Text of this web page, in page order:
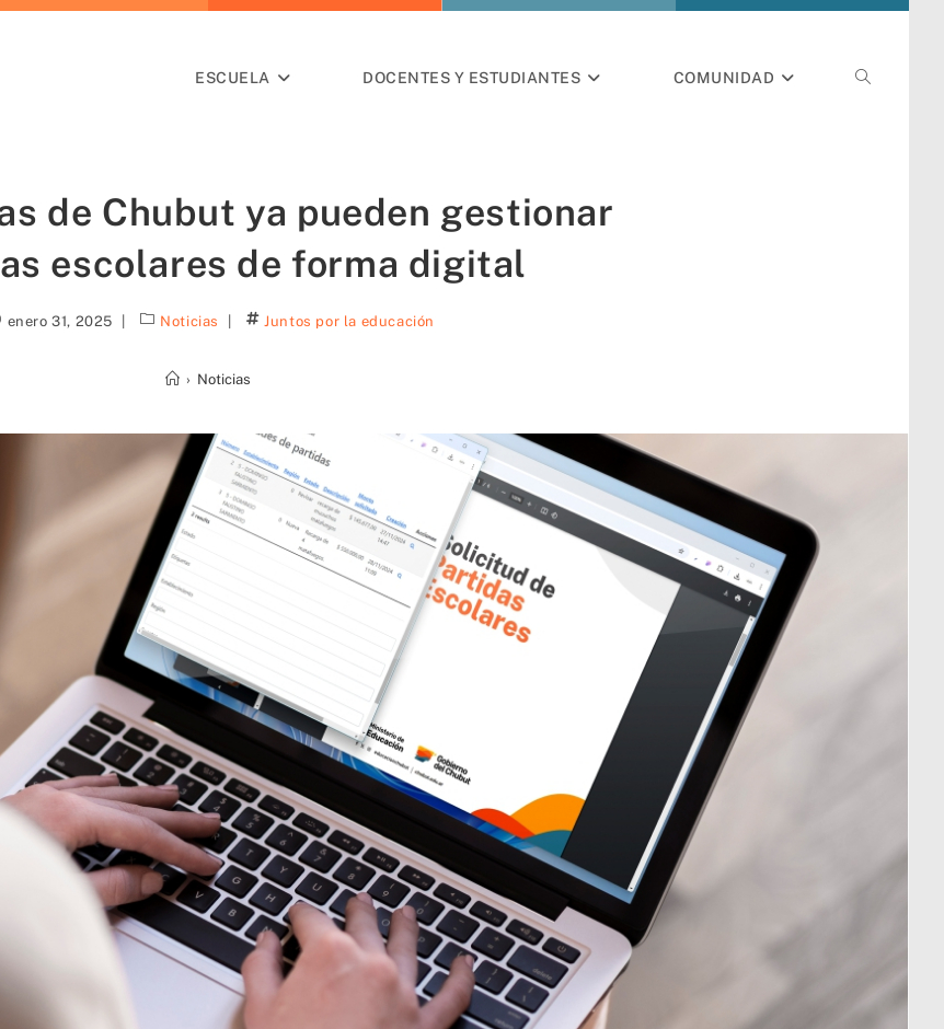
ESCUELA DOCENTES Y ESTUDIANTES COMUNIDAD
de Chubut ya pueden gestionar
escolares de forma digital
enero 31, 2025 Noticias Juntos por la educación
› Noticias